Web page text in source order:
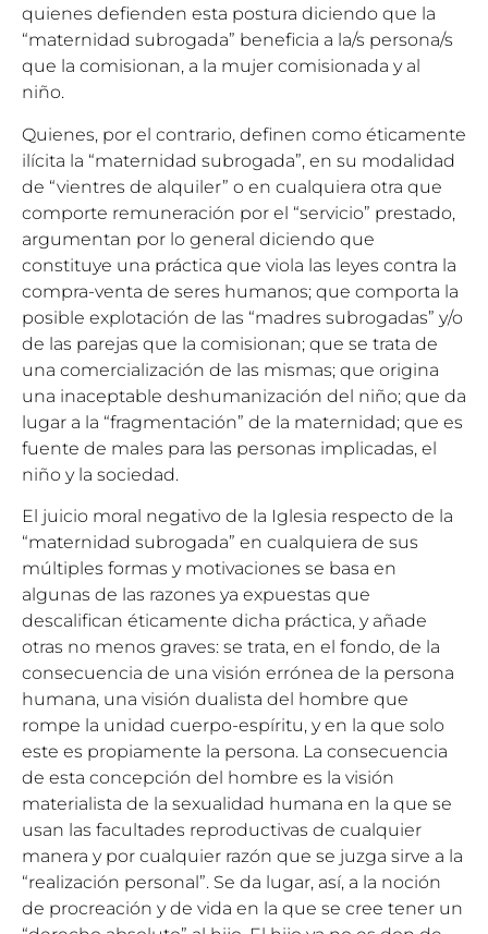
quienes defienden esta postura diciendo que la
“maternidad subrogada” beneficia a la/s persona/s
que la comisionan, a la mujer comisionada y al
niño.
Quienes, por el contrario, definen como éticamente
ilícita la “maternidad subrogada”, en su modalidad
de “vientres de alquiler” o en cualquiera otra que
comporte remuneración por el “servicio” prestado,
argumentan por lo general diciendo que
constituye una práctica que viola las leyes contra la
compra-venta de seres humanos; que comporta la
posible explotación de las “madres subrogadas” y/o
de las parejas que la comisionan; que se trata de
una comercialización de las mismas; que origina
una inaceptable deshumanización del niño; que da
lugar a la “fragmentación” de la maternidad; que es
fuente de males para las personas implicadas, el
niño y la sociedad.
El juicio moral negativo de la Iglesia respecto de la
“maternidad subrogada” en cualquiera de sus
múltiples formas y motivaciones se basa en
algunas de las razones ya expuestas que
descalifican éticamente dicha práctica, y añade
otras no menos graves: se trata, en el fondo, de la
consecuencia de una visión errónea de la persona
humana, una visión dualista del hombre que
rompe la unidad cuerpo-espíritu, y en la que solo
este es propiamente la persona. La consecuencia
de esta concepción del hombre es la visión
materialista de la sexualidad humana en la que se
usan las facultades reproductivas de cualquier
manera y por cualquier razón que se juzga sirve a la
“realización personal”. Se da lugar, así, a la noción
de procreación y de vida en la que se cree tener un